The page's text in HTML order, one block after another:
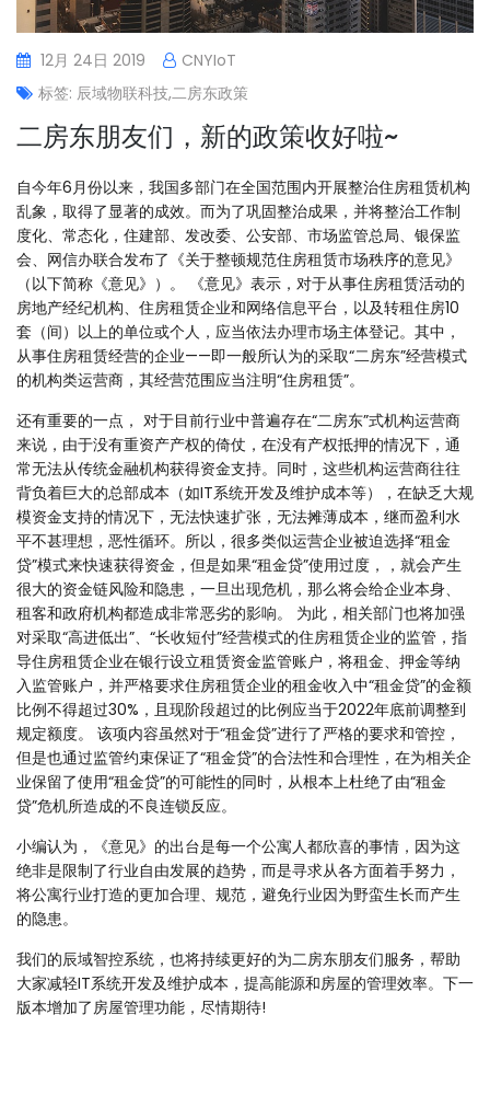
12月 24日 2019
CNYIoT
标签: 辰域物联科技,二房东政策
二房东朋友们，新的政策收好啦~
自今年6月份以来，我国多部门在全国范围内开展整治住房租赁机构
乱象，取得了显著的成效。而为了巩固整治成果，并将整治工作制
度化、常态化，住建部、发改委、公安部、市场监管总局、银保监
会、网信办联合发布了《关于整顿规范住房租赁市场秩序的意见》
（以下简称《意见》）。 《意见》表示，对于从事住房租赁活动的
房地产经纪机构、住房租赁企业和网络信息平台，以及转租住房10
套（间）以上的单位或个人，应当依法办理市场主体登记。其中，
从事住房租赁经营的企业——即一般所认为的采取“二房东”经营模式
的机构类运营商，其经营范围应当注明“住房租赁”。
还有重要的一点， 对于目前行业中普遍存在“二房东”式机构运营商
来说，由于没有重资产产权的倚仗，在没有产权抵押的情况下，通
常无法从传统金融机构获得资金支持。同时，这些机构运营商往往
背负着巨大的总部成本（如IT系统开发及维护成本等），在缺乏大规
模资金支持的情况下，无法快速扩张，无法摊薄成本，继而盈利水
平不甚理想，恶性循环。所以，很多类似运营企业被迫选择“租金
贷”模式来快速获得资金，但是如果“租金贷”使用过度，，就会产生
很大的资金链风险和隐患，一旦出现危机，那么将会给企业本身、
租客和政府机构都造成非常恶劣的影响。 为此，相关部门也将加强
对采取“高进低出”、“长收短付”经营模式的住房租赁企业的监管，指
导住房租赁企业在银行设立租赁资金监管账户，将租金、押金等纳
入监管账户，并严格要求住房租赁企业的租金收入中“租金贷”的金额
比例不得超过30%，且现阶段超过的比例应当于2022年底前调整到
规定额度。 该项内容虽然对于“租金贷”进行了严格的要求和管控，
但是也通过监管约束保证了“租金贷”的合法性和合理性，在为相关企
业保留了使用“租金贷”的可能性的同时，从根本上杜绝了由“租金
贷”危机所造成的不良连锁反应。
小编认为，《意见》的出台是每一个公寓人都欣喜的事情，因为这
绝非是限制了行业自由发展的趋势，而是寻求从各方面着手努力，
将公寓行业打造的更加合理、规范，避免行业因为野蛮生长而产生
的隐患。
我们的辰域智控系统，也将持续更好的为二房东朋友们服务，帮助
大家减轻IT系统开发及维护成本，提高能源和房屋的管理效率。下一
版本增加了房屋管理功能，尽情期待!